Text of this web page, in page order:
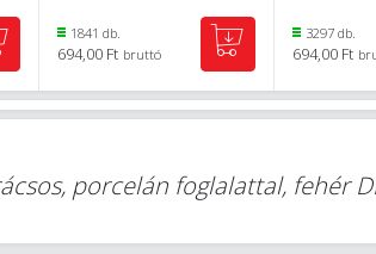
1841 db.
694,00 Ft bruttó
3297 db.
694,00 Ft
porcelán foglalattal, fehér